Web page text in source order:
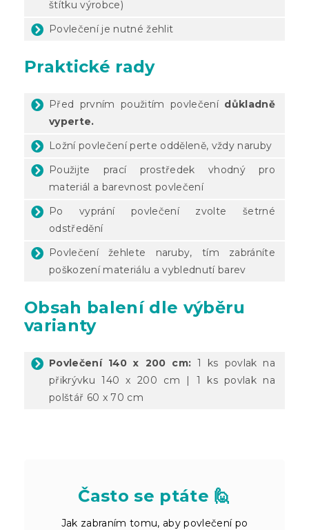
štítku výrobce)
Povlečení je nutné žehlit
Praktické rady
Před prvním použitím povlečení důkladně
vyperte.
Ložní povlečení perte odděleně, vždy naruby
Použijte prací prostředek vhodný pro
materiál a barevnost povlečení
Po vyprání povlečení zvolte šetrné
odstředění
Povlečení žehlete naruby, tím zabráníte
poškození materiálu a vyblednutí barev
Obsah balení dle výběru
varianty
Povlečení 140 x 200 cm: 1 ks povlak na
přikrývku 140 x 200 cm | 1 ks povlak na
polštář 60 x 70 cm
Často se ptáte 🙋
Jak zabraním tomu, aby povlečení po